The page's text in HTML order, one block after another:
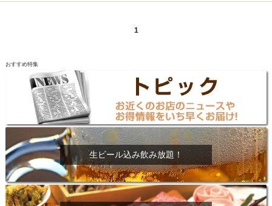
1
おすすめ特集
生ビール込み飲み放題！